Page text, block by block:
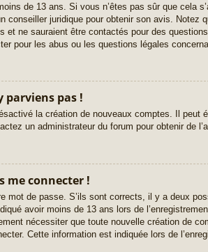
de 13 ans. Si vous n’êtes pas sûr que cela
conseiller juridique pour obtenir son avis. Notez
et ne sauraient être contactés pour des
pour les abus ou les questions légales
parviens pas !
la création de nouveaux comptes. Il peut
un administrateur du forum pour obtenir de
me connecter !
mot de passe. S’ils sont corrects, il y a deux
avoir moins de 13 ans lors de
nécessiter que toute nouvelle création de
Cette information est indiquée lors de